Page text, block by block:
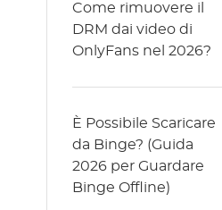
Come rimuovere il
DRM dai video di
OnlyFans nel 2026?
È Possibile Scaricare
da Binge? (Guida
2026 per Guardare
Binge Offline)